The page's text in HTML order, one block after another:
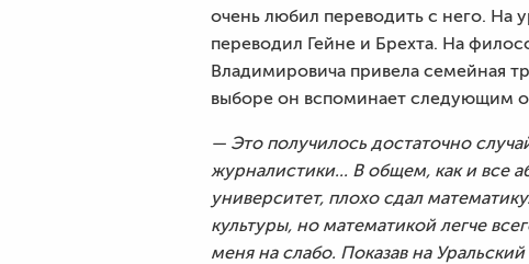
очень любил переводить с него. На
переводил Гейне и Брехта. На
Владимировича привела семейная
выборе он вспоминает следующим
— Это получилось достаточно
журналистики... В общем, как и все
университет, плохо сдал
культуры, но математикой легче
меня на слабо. Показав на